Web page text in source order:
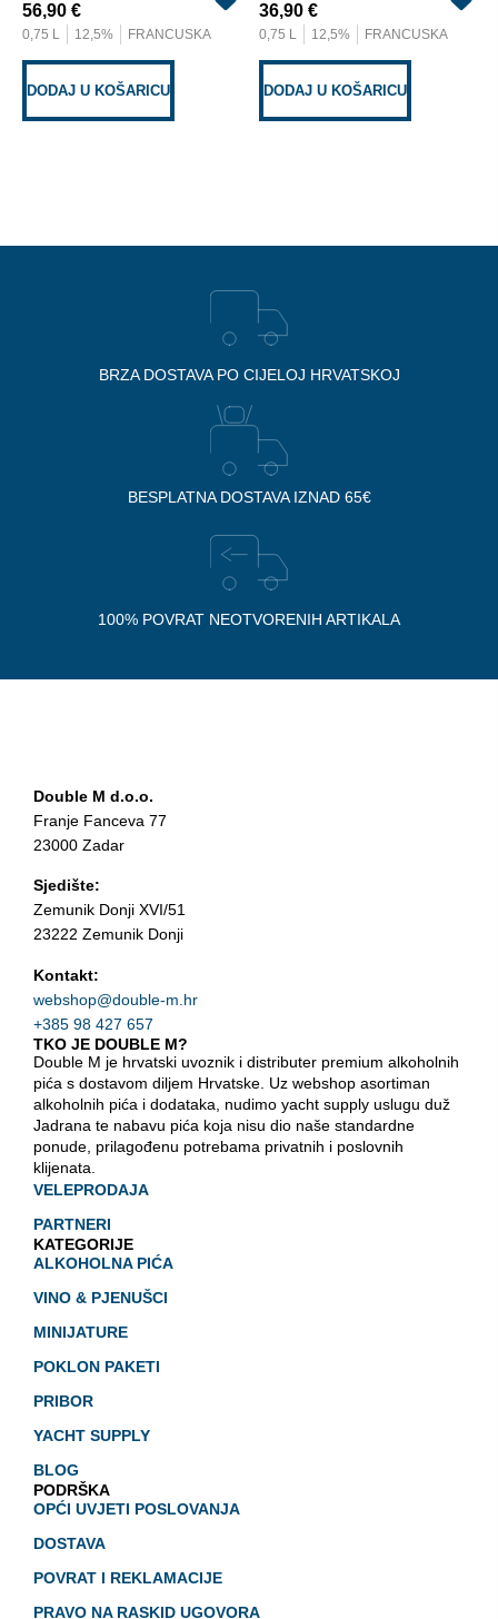
56,90 €
0,75 L 12,5% FRANCUSKA
DODAJ U KOŠARICU
36,90 €
0,75 L 12,5% FRANCUSKA
DODAJ U KOŠARICU
BRZA DOSTAVA PO CIJELOJ HRVATSKOJ
BESPLATNA DOSTAVA IZNAD 65€
100% POVRAT NEOTVORENIH ARTIKALA
Double M d.o.o.
Franje Fanceva 77
23000 Zadar
Sjedište:
Zemunik Donji XVI/51
23222 Zemunik Donji
Kontakt:
webshop@double-m.hr
+385 98 427 657
TKO JE DOUBLE M?
Double M je hrvatski uvoznik i distributer premium alkoholnih
pića s dostavom diljem Hrvatske. Uz webshop asortiman
alkoholnih pića i dodataka, nudimo yacht supply uslugu duž
Jadrana te nabavu pića koja nisu dio naše standardne
ponude, prilagođenu potrebama privatnih i poslovnih
klijenata.
VELEPRODAJA
PARTNERI
KATEGORIJE
ALKOHOLNA PIĆA
VINO & PJENUŠCI
MINIJATURE
POKLON PAKETI
PRIBOR
YACHT SUPPLY
BLOG
PODRŠKA
OPĆI UVJETI POSLOVANJA
DOSTAVA
POVRAT I REKLAMACIJE
PRAVO NA RASKID UGOVORA